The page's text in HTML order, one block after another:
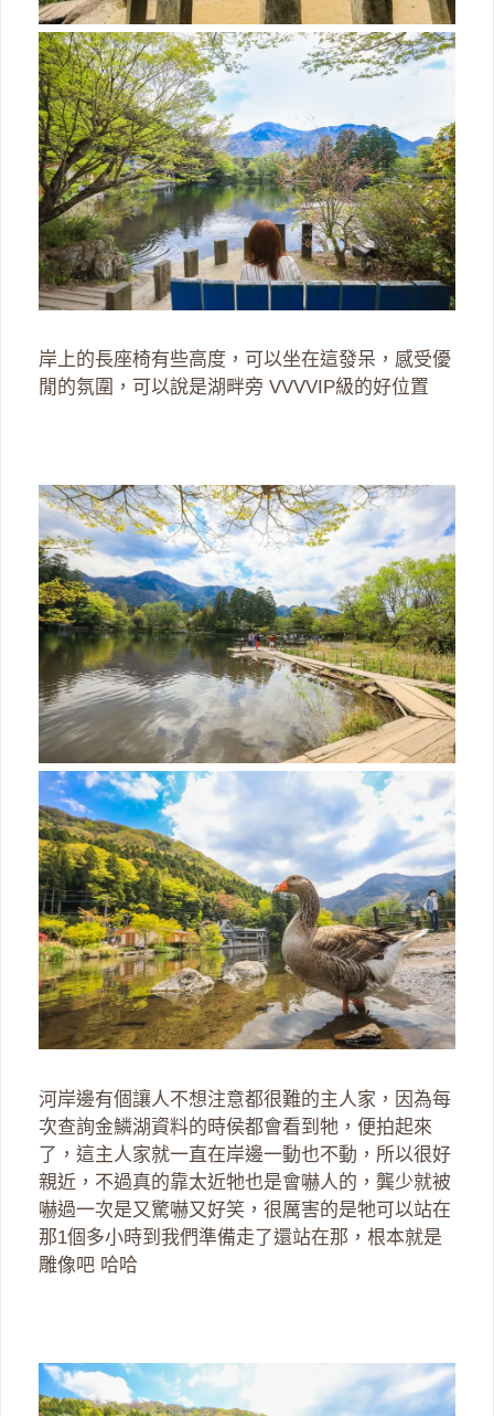
岸上的長座椅有些高度，可以坐在這發呆，感受優
閒的氛圍，可以說是湖畔旁 VVVVIP級的好位置
河岸邊有個讓人不想注意都很難的主人家，因為每
次查詢金鱗湖資料的時侯都會看到牠，便拍起來
了，這主人家就一直在岸邊一動也不動，所以很好
親近，不過真的靠太近牠也是會嚇人的，龔少就被
嚇過一次是又驚嚇又好笑，很厲害的是牠可以站在
那1個多小時到我們準備走了還站在那，根本就是
雕像吧 哈哈